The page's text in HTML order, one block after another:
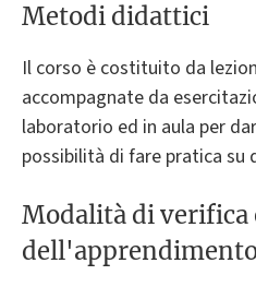
Metodi didattici
Il corso è costituito da
accompagnate da
laboratorio ed in aula per
possibilità di fare pratica
Modalità di verifica